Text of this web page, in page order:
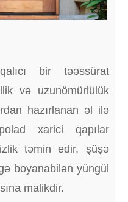
bir təəssürat
və uzunömürlülük
hazırlanan əl ilə
xarici qapılar
təmin edir, şüşə
boyanabilən yüngül
malikdir.